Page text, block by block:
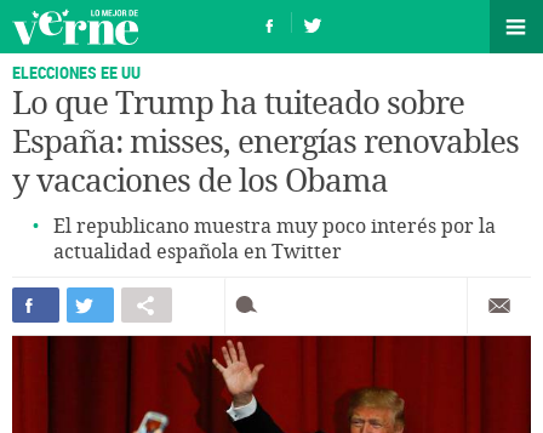
ELECCIONES EE UU
Lo que Trump ha tuiteado sobre
España: misses, energías renovables
y vacaciones de los Obama
El republicano muestra muy poco interés por la
actualidad española en Twitter